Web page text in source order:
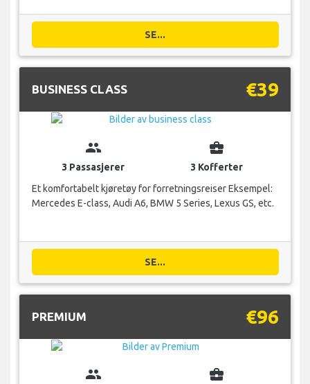
SE...
BUSINESS CLASS €39
group
3 Passasjerer
business_center
3 Kofferter
Et komfortabelt kjøretøy for forretningsreiser Eksempel:
Mercedes E-class, Audi A6, BMW 5 Series, Lexus GS, etc.
SE...
PREMIUM €96
group business_center